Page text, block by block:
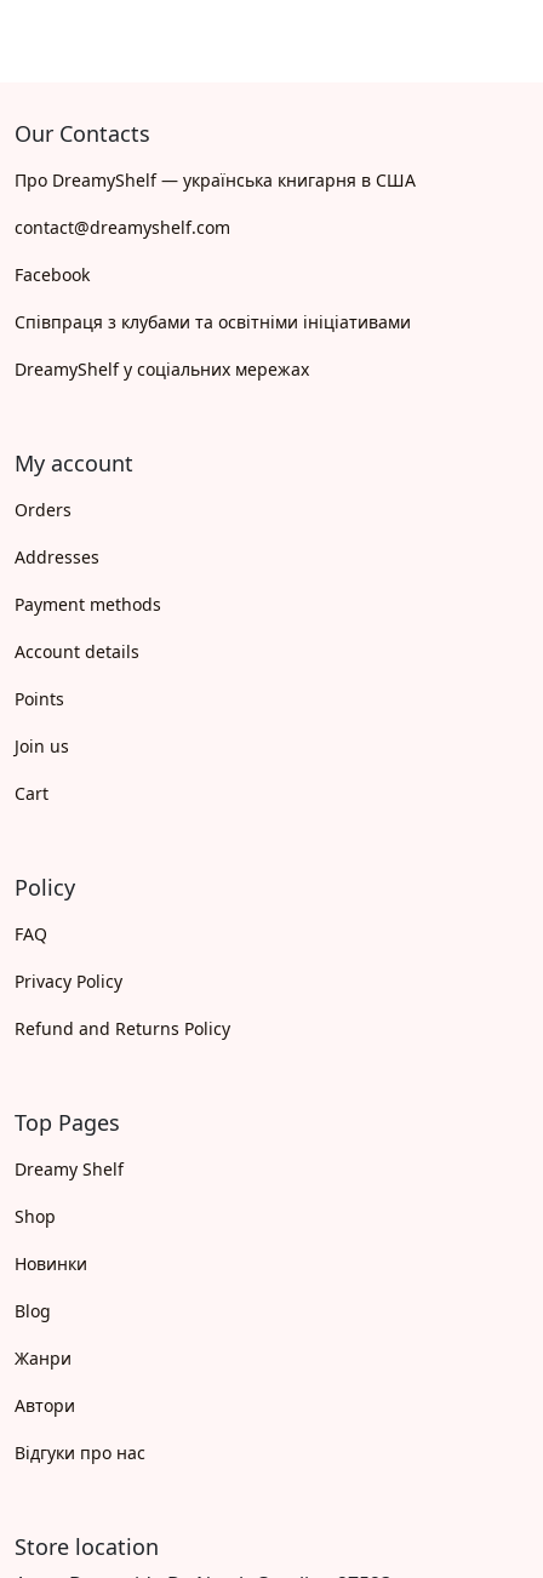
Our Contacts
Про DreamyShelf — українська книгарня в США
contact@dreamyshelf.com
Facebook
Співпраця з клубами та освітніми ініціативами
DreamyShelf у соціальних мережах
My account
Orders
Addresses
Payment methods
Account details
Points
Join us
Cart
Policy
FAQ
Privacy Policy
Refund and Returns Policy
Top Pages
Dreamy Shelf
Shop
Новинки
Blog
Жанри
Автори
Відгуки про нас
Store location